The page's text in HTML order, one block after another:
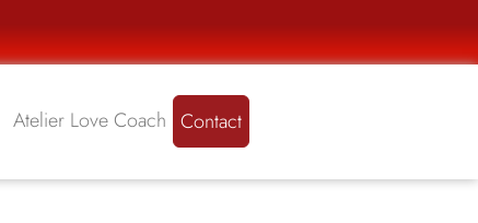
Atelier Love Coach Contact